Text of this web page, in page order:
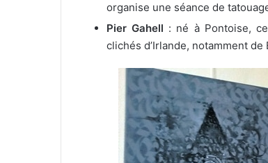
organise une séance de
Pier Gahell : né à Pontoise,
clichés d’Irlande, notamment